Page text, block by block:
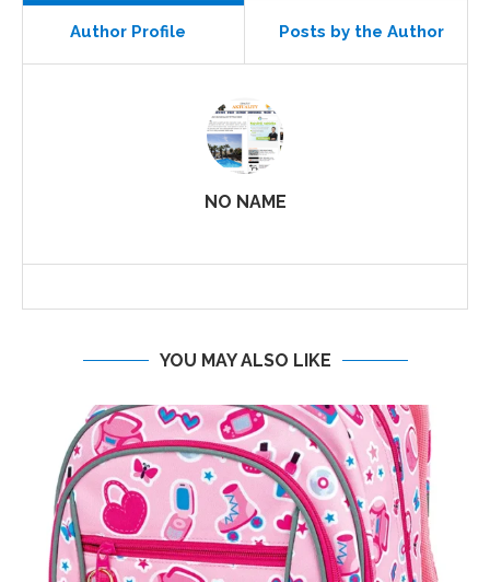
Author Profile Posts by the Author
NO NAME
YOU MAY ALSO LIKE